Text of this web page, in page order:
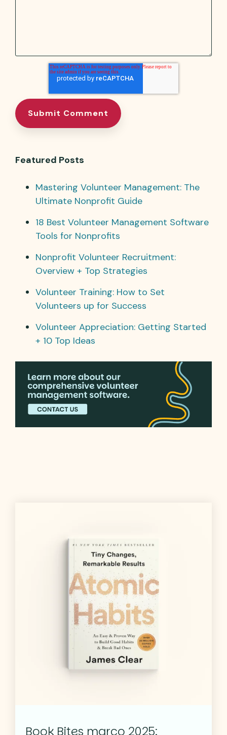
Featured Posts
Mastering Volunteer Management: The
Ultimate Nonprofit Guide
18 Best Volunteer Management Software
Tools for Nonprofits
Nonprofit Volunteer Recruitment:
Overview + Top Strategies
Volunteer Training: How to Set
Volunteers up for Success
Volunteer Appreciation: Getting Started
+ 10 Top Ideas
Book Bites março 2025: